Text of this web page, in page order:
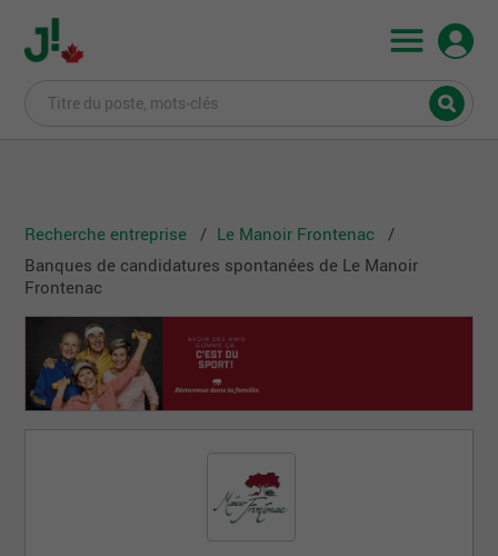
Recherche entreprise
Le Manoir Frontenac
Banques de candidatures spontanées de Le Manoir
Frontenac